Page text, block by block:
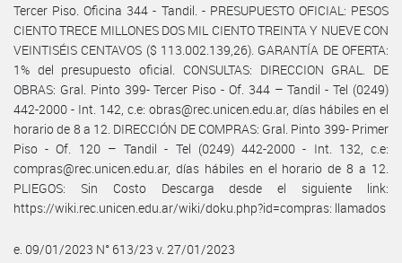
Tercer Piso. Oficina 344 - Tandil. - PRESUPUESTO OFICIAL: PESOS
CIENTO TRECE MILLONES DOS MIL CIENTO TREINTA Y NUEVE CON
VEINTISÉIS CENTAVOS ($ 113.002.139,26). GARANTÍA DE OFERTA:
1% del presupuesto oficial. CONSULTAS: DIRECCION GRAL. DE
OBRAS: Gral. Pinto 399- Tercer Piso - Of. 344 – Tandil - Tel (0249)
442-2000 - Int. 142, c.e: obras@rec.unicen.edu.ar, días hábiles en el
horario de 8 a 12. DIRECCIÓN DE COMPRAS: Gral. Pinto 399- Primer
Piso - Of. 120 – Tandil - Tel (0249) 442-2000 - Int. 132, c.e:
compras@rec.unicen.edu.ar, días hábiles en el horario de 8 a 12.
PLIEGOS: Sin Costo Descarga desde el siguiente link:
https://wiki.rec.unicen.edu.ar/wiki/doku.php?id=compras: llamados
e. 09/01/2023 N° 613/23 v. 27/01/2023